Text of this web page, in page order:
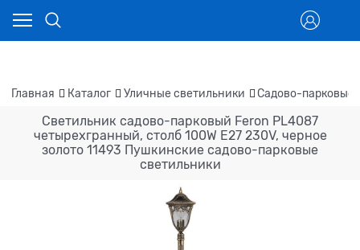
Главная Каталог Уличные светильники Садово-парковые
Светильник садово-парковый Feron PL4087
четырехгранный, столб 100W E27 230V, черное
золото 11493 Пушкинские садово-парковые
светильники